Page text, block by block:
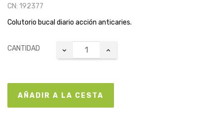
CN: 192377
Colutorio bucal diario acción anticaries.
CANTIDAD
AÑADIR A LA CESTA